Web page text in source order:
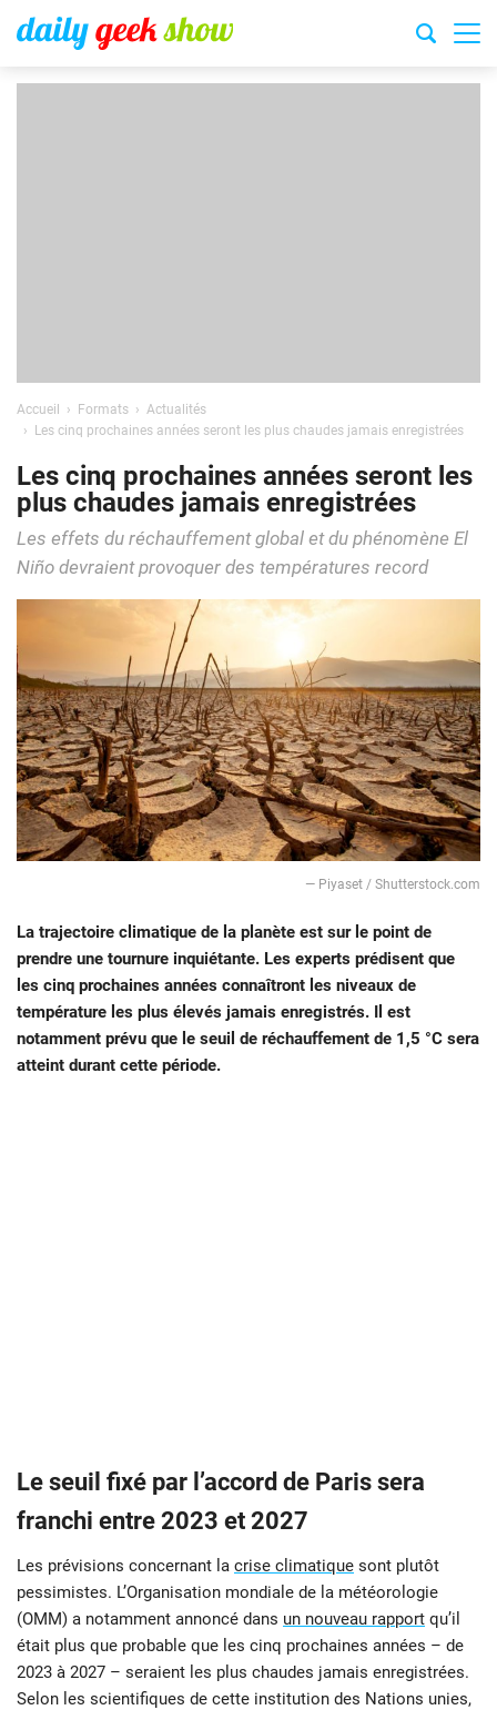
Accueil Formats
Actualités
Les cinq prochaines années seront les plus chaudes jamais enregistrées
Les cinq prochaines années seront les
plus chaudes jamais enregistrées
Les effets du réchauffement global et du phénomène El
Niño devraient provoquer des températures record
— Piyaset / Shutterstock.com
La trajectoire climatique de la planète est sur le point de
prendre une tournure inquiétante. Les experts prédisent que
les cinq prochaines années connaîtront les niveaux de
température les plus élevés jamais enregistrés. Il est
notamment prévu que le seuil de réchauffement de 1,5 °C sera
atteint durant cette période.
Le seuil fixé par l’accord de Paris sera
franchi entre 2023 et 2027
Les prévisions concernant la crise climatique sont plutôt
pessimistes. L’Organisation mondiale de la météorologie
(OMM) a notamment annoncé dans un nouveau rapport qu’il
était plus que probable que les cinq prochaines années – de
2023 à 2027 – seraient les plus chaudes jamais enregistrées.
Selon les scientifiques de cette institution des Nations unies,